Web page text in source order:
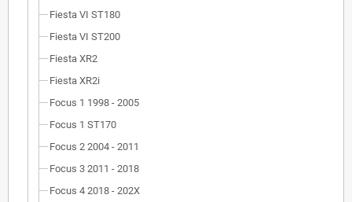
Fiesta VI ST180
Fiesta VI ST200
Fiesta XR2
Fiesta XR2i
Focus 1 1998 - 2005
Focus 1 ST170
Focus 2 2004 - 2011
Focus 3 2011 - 2018
Focus 4 2018 - 202X